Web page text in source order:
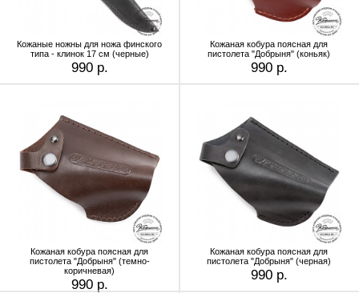
Кожаные ножны для ножа финского
типа - клинок 17 см (черные)
990 р.
Кожаная кобура поясная для
пистолета "Добрыня" (коньяк)
990 р.
Кожаная кобура поясная для
пистолета "Добрыня" (темно-
коричневая)
990 р.
Кожаная кобура поясная для
пистолета "Добрыня" (черная)
990 р.